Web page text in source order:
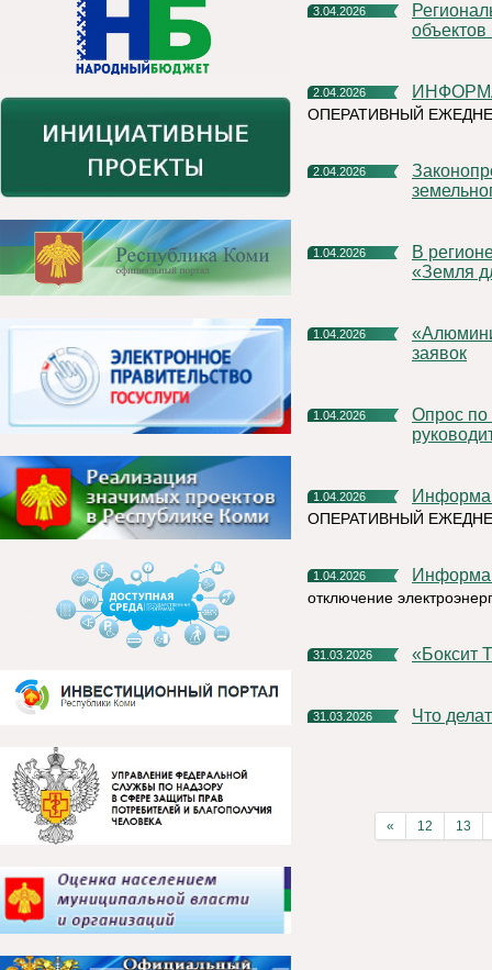
3.04.2026
Региональный Роскадастр рассказал, что значит вовлечение
2.04.2026
ОПЕРАТИВНЫЙ
2.04.2026
Законопроекты Росреестра повысят эффективность
1.04.2026
В регионе продолжается реализация проекта Росреестра
«Земля
1.04.2026
«Алюминиевая азбука» на призы РУСАЛа продлевает прием
заявок
1.04.2026
Опрос по оценки эффективности деятельности
1.04.2026
ОПЕРАТИВНЫЙ
1.04.2026
отключение
31.03.2026
31.03.2026 Что
« 12 13